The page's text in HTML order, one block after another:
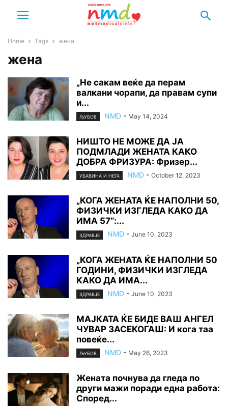
Home Tags жена
жена
„Не сакам веќе да перам
валкани чорапи, да правам супи
и...
ЉУБОВ NMD - May 14, 2024
НИШТО НЕ МОЖЕ ДА ЈА
ПОДМЛАДИ ЖЕНАТА КАКО
ДОБРА ФРИЗУРА: Фризер...
УБАВИНА И НЕГА NMD - October 12, 2023
„КОГА ЖЕНАТА ЌЕ НАПОЛНИ 50,
ФИЗИЧКИ ИЗГЛЕДА КАКО ДА
ИМА 57“:...
ЗДРАВЈЕ NMD - June 10, 2023
„КОГА ЖЕНАТА ЌЕ НАПОЛНИ 50
ГОДИНИ, ФИЗИЧКИ ИЗГЛЕДА
КАКО ДА ИМА...
ЗДРАВЈЕ NMD - June 10, 2023
МАЈКАТА ЌЕ БИДЕ ВАШ АНГЕЛ
ЧУВАР ЗАСЕКОГАШ: И кога таа
повеќе...
ЉУБОВ NMD - May 26, 2023
Жената почнува да гледа по
други мажи поради една работа:
Според...